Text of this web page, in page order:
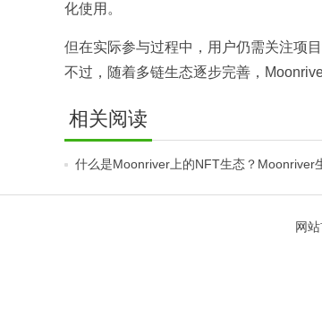
化使用。
但在实际参与过程中，用户仍需关注项
不过，随着多链生态逐步完善，
相关阅读
什么是Moonriver上的NFT生态？Moonriver
网